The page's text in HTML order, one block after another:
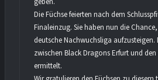
Die Füchse feierten nach dem
Finaleinzug. Sie haben nun die
deutsche Nachwuchsliga aufzusteigen.
zwischen Black Dragons Erfurt und
ermittelt.